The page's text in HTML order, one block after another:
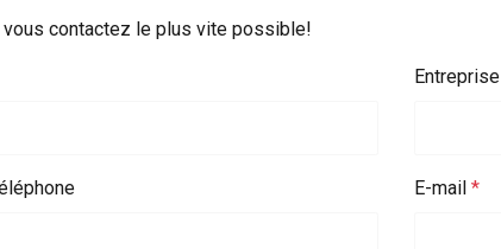
contactez le plus vite possible!
Entreprise
E-mail